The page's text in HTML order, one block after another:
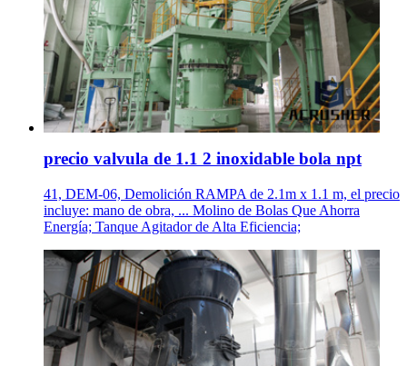
precio valvula de 1.1 2 inoxidable bola npt
41, DEM-06, Demolición RAMPA de 2.1m x 1.1 m, el precio
incluye: mano de obra, ... Molino de Bolas Que Ahorra
Energía; Tanque Agitador de Alta Eficiencia;